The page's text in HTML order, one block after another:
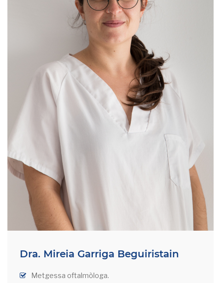
Dra. Mireia Garriga Beguiristain
Metgessa oftalmòloga.